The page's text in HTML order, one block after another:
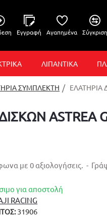
Εγγραφή Αγαπημένα Σύγκριση
ΛΙΠΑΝΤΙΚΑ
ΣΥΜΠΛΕΚΤΗ ΕΛΑΤΗΡΙΑ
ASTREA
για αποστολή
RACING
31906
με 0 αξιολογήσεις. -